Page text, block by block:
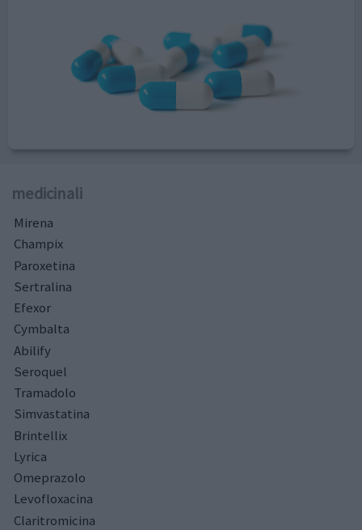
medicinali
Mirena
Champix
Paroxetina
Sertralina
Efexor
Cymbalta
Abilify
Seroquel
Tramadolo
Simvastatina
Brintellix
Lyrica
Omeprazolo
Levofloxacina
Claritromicina